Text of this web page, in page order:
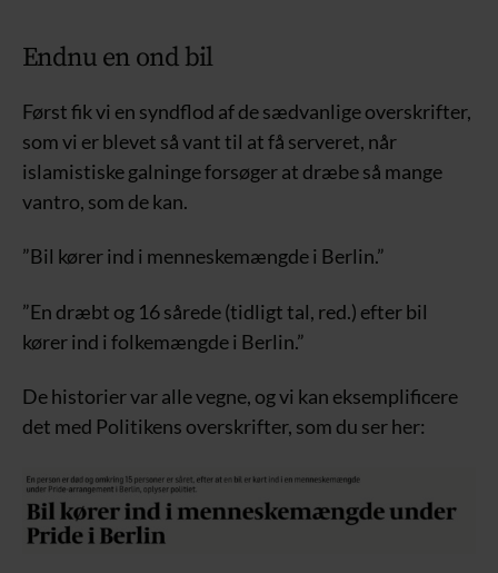
Endnu en ond bil
Først fik vi en syndflod af de sædvanlige overskrifter,
som vi er blevet så vant til at få serveret, når
islamistiske galninge forsøger at dræbe så mange
vantro, som de kan.
”Bil kører ind i menneskemængde i Berlin.”
”En dræbt og 16 sårede (tidligt tal, red.) efter bil
kører ind i folkemængde i Berlin.”
De historier var alle vegne, og vi kan eksemplificere
det med Politikens overskrifter, som du ser her: